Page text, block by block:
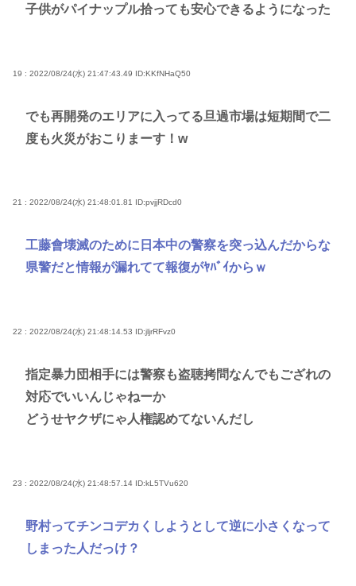
子供がパイナップル拾っても安心できるようになった
19 : 2022/08/24(水) 21:47:43.49 ID:KKfNHaQ50
でも再開発のエリアに入ってる旦過市場は短期間で二
度も火災がおこりまーす！w
21 : 2022/08/24(水) 21:48:01.81 ID:pvjjRDcd0
工藤會壊滅のために日本中の警察を突っ込んだからな
県警だと情報が漏れてて報復がﾔﾊﾞｲからｗ
22 : 2022/08/24(水) 21:48:14.53 ID:jljrRFvz0
指定暴力団相手には警察も盗聴拷問なんでもござれの
対応でいいんじゃねーか
どうせヤクザにゃ人権認めてないんだし
23 : 2022/08/24(水) 21:48:57.14 ID:kL5TVu620
野村ってチンコデカくしようとして逆に小さくなって
しまった人だっけ？